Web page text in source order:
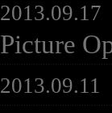
2013.09.17
Picture
2013.09.11